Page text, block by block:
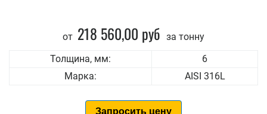
от 218 560,00 руб за тонну
Толщина, мм:
6
Марка:
AISI 316L
Запросить цену